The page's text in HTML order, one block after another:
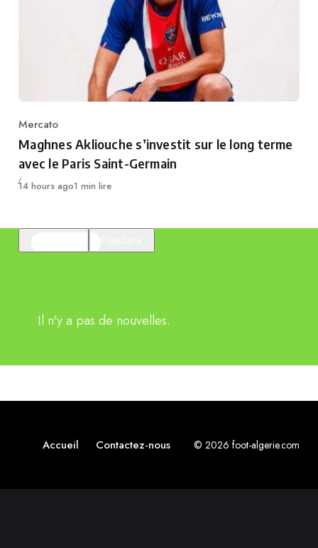
Category
Mercato
Maghnes Akliouche s’investit sur le long terme
avec le Paris Saint-Germain
Publié
14 hours ago1 min lire
Il n'y a pas de nouvelles.
Accueil Contactez-nous © 2026 foot-algerie.com